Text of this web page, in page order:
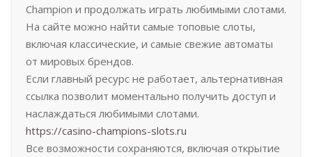
Champion и продолжать играть любимыми слотами.
На сайте можно найти самые топовые слоты,
включая классические, и самые свежие автоматы
от мировых брендов.
Если главный ресурс не работает, альтернативная
ссылка позволит моментально получить доступ и
наслаждаться любимыми слотами.
https://casino-champions-slots.ru
Все возможности сохраняются, включая открытие